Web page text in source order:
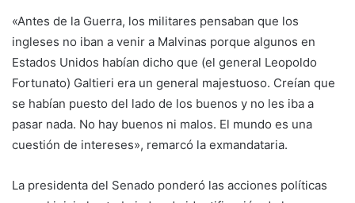
«Antes de la Guerra, los militares pensaban que los
ingleses no iban a venir a Malvinas porque algunos en
Estados Unidos habían dicho que (el general Leopoldo
Fortunato) Galtieri era un general majestuoso. Creían que
se habían puesto del lado de los buenos y no les iba a
pasar nada. No hay buenos ni malos. El mundo es una
cuestión de intereses», remarcó la exmandataria.
La presidenta del Senado ponderó las acciones políticas